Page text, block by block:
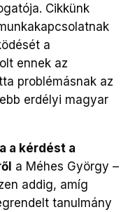
Cikkünk
a
ennek az
problémásnak az
erdélyi magyar
a kérdést a
a Méhes György –
addig, amíg
tanulmány